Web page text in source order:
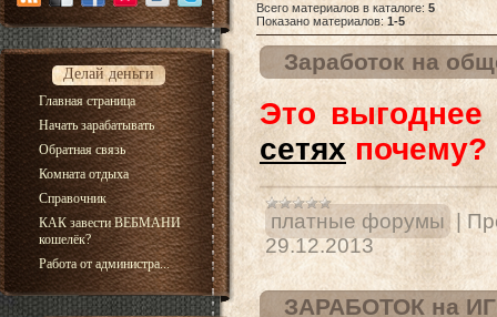
Делай деньги
Главная страница
Начать зарабатывать
Обратная связь
Комната отдыха
Справочник
КАК завести ВЕБМАНИ
кошелёк?
Работа от администра...
Всего материалов в каталоге: 5
Показано материалов:1-5
Заработок на
Это
сетяхпочему?
платные форумы
29.12.2013
ЗАРАБОТОК на